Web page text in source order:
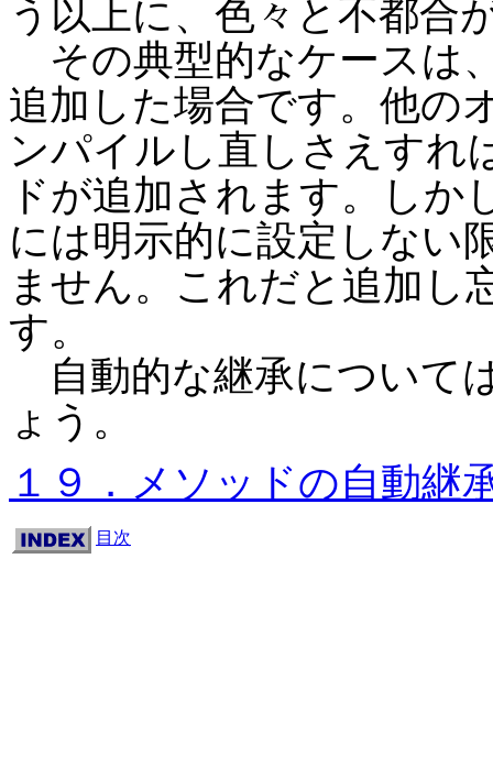
う以上に、色々と不都合
その典型的なケースは
追加した場合です。他の
ンパイルし直しさえすれ
ドが追加されます。しか
には明示的に設定しない
ません。これだと追加し
す。
自動的な継承について
ょう。
１９．メソッドの自動継
目次